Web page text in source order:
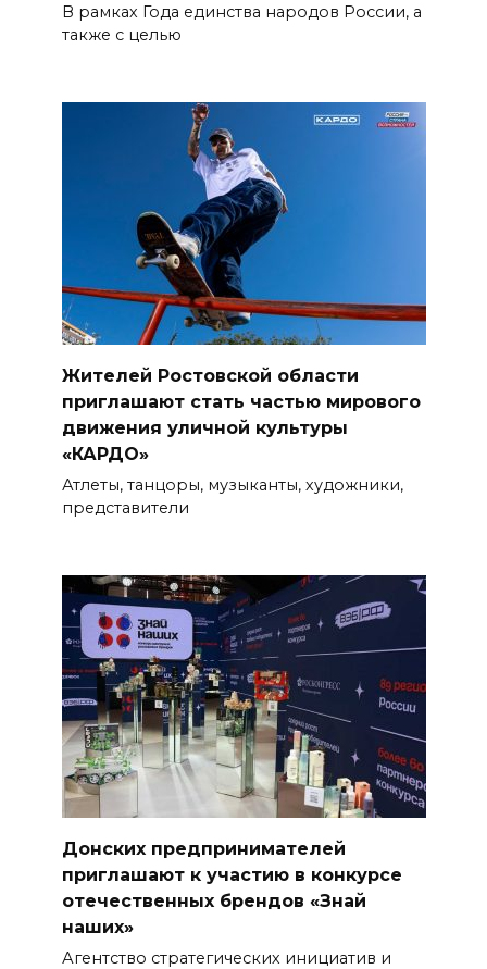
В рамках Года единства народов России, а
также с целью
Жителей Ростовской области
приглашают стать частью мирового
движения уличной культуры
«КАРДО»
Атлеты, танцоры, музыканты, художники,
представители
Донских предпринимателей
приглашают к участию в конкурсе
отечественных брендов «Знай
наших»
Агентство стратегических инициатив и